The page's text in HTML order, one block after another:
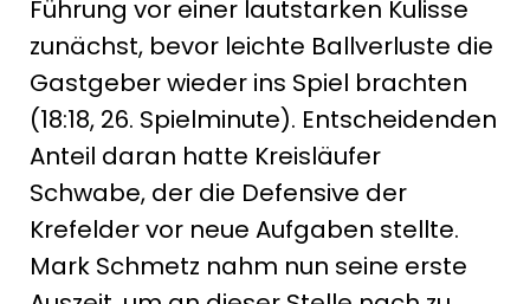
Führung vor einer lautstarken Kulisse
zunächst, bevor leichte Ballverluste die
Gastgeber wieder ins Spiel brachten
(18:18, 26. Spielminute). Entscheidenden
Anteil daran hatte Kreisläufer
Schwabe, der die Defensive der
Krefelder vor neue Aufgaben stellte.
Mark Schmetz nahm nun seine erste